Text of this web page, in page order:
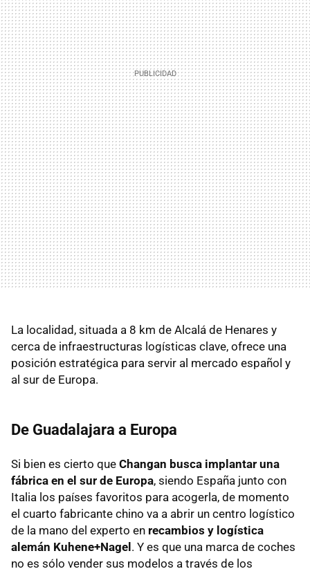
La localidad, situada a 8 km de Alcalá de Henares y
cerca de infraestructuras logísticas clave, ofrece una
posición estratégica para servir al mercado español y
al sur de Europa.
De Guadalajara a Europa
Si bien es cierto que Changan busca implantar una
fábrica en el sur de Europa, siendo España junto con
Italia los países favoritos para acogerla, de momento
el cuarto fabricante chino va a abrir un centro logístico
de la mano del experto en recambios y logística
alemán Kuhene+Nagel . Y es que una marca de coches
no es sólo vender sus modelos a través de los